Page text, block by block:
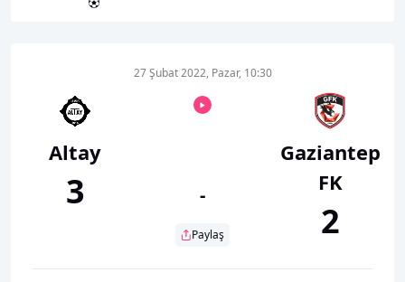
Altay
3
27 Şubat 2022, Pazar, 10:30
-
Paylaş
Gaziantep
FK
2